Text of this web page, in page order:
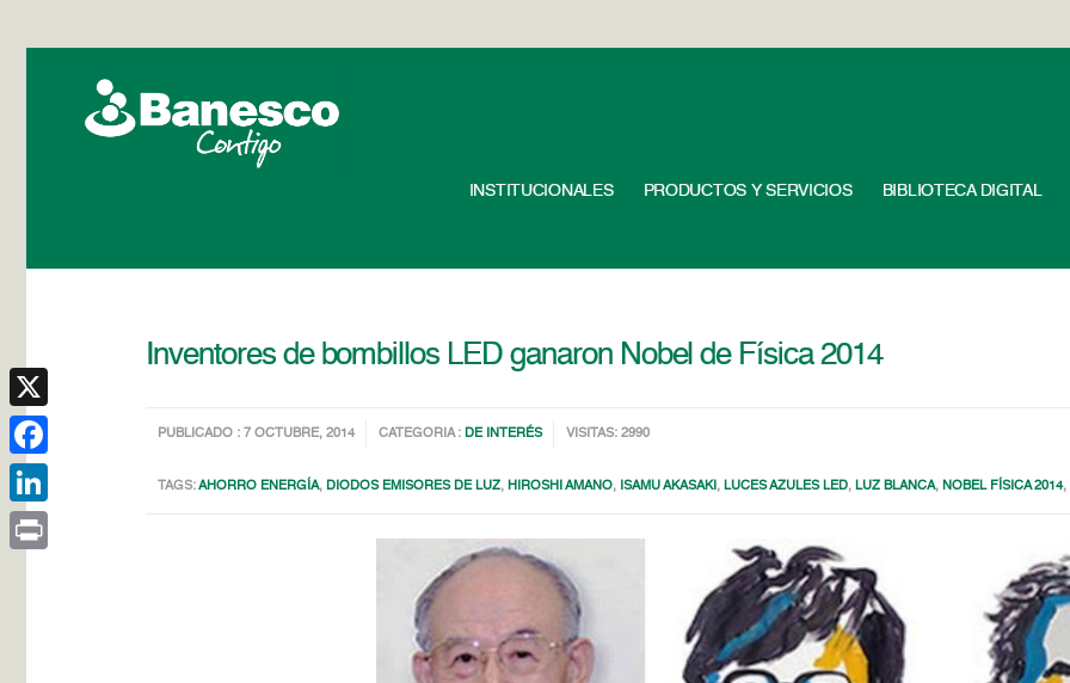
INSTITUCIONALES PRODUCTOS Y SERVICIOS BIBLIOTECA DIGITAL
Inventores de bombillos LED ganaron Nobel de Física 2014
PUBLICADO : 7 OCTUBRE, 2014 CATEGORIA : DE INTERÉS VISITAS: 2990
TAGS:AHORRO ENERGÍA, DIODOS EMISORES DE LUZ, HIROSHI AMANO, ISAMU AKASAKI , LUCES AZULES LED, LUZ BLANCA, NOBEL FÍSICA 2014,
X
Facebook
LinkedIn